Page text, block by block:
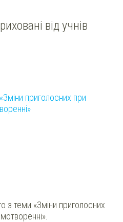
від учнів
приголосних при
з теми «Зміни приголосних